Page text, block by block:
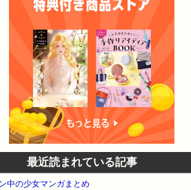
最近読まれている記事
中の少女マンガまとめ